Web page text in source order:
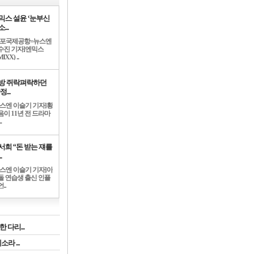
스 설윤 ‘눈부신
...
국제공항=뉴스엔
진 기자]엔믹스
..
쥐락펴락하던
...
엔 이슬기 기자]황
이 11년 전 드라마
희 “돈 받는 쟤를
엔 이슬기 기자]아
연습생 출신 인플
..
다리...
라 ...